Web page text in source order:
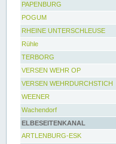
PAPENBURG
POGUM
RHEINE UNTERSCHLEUSE
Rühle
TERBORG
VERSEN WEHR OP
VERSEN WEHRDURCHSTICH
WEENER
Wachendorf
ELBESEITENKANAL
ARTLENBURG-ESK